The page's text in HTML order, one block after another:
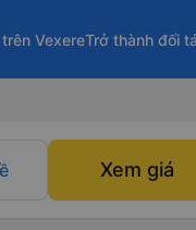
VexereTrở thành đối
Xem giá